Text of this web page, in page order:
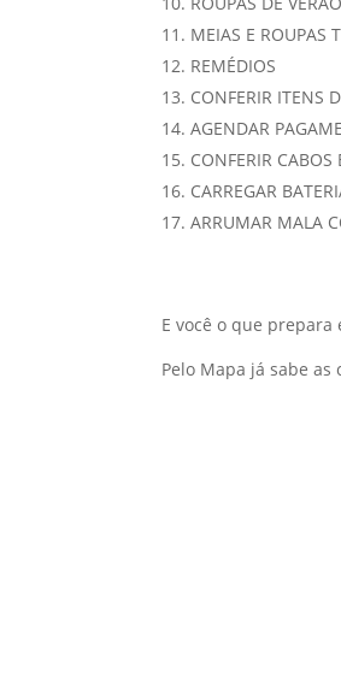
MEIAS E ROUPAS
REMÉDIOS
CONFERIR ITENS
AGENDAR
CONFERIR CABOS
CARREGAR
ARRUMAR MALA
E você o que
Pelo Mapa já sabe